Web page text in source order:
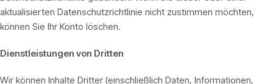
aktualisierten Datenschutzrichtlinie nicht zustimmen möchten,
können Sie Ihr Konto löschen.
Dienstleistungen von Dritten
Wir können Inhalte Dritter (einschließlich Daten, Informationen,